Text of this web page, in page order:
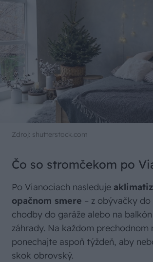
Zdroj: shutterstock.com
Čo so stromčekom po
Po Vianociach nasleduje
opačnom smere – z obývačky
chodby do garáže alebo na
záhrady. Na každom prechodnom
ponechajte aspoň týždeň, aby
skok obrovský.